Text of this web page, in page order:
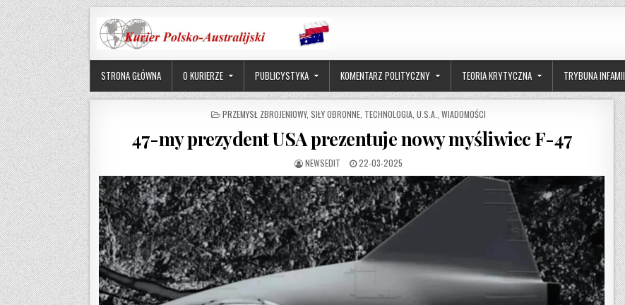
Skip to content
STRONA GŁÓWNA O KURIERZE PUBLICYSTYKA KOMENTARZ POLITYCZNY TEORIA KRYTYCZNA TRYBUNA INFAMII
POSTED IN
PRZEMYSŁ ZBROJENIOWY, SIŁY OBRONNE, TECHNOLOGIA, U.S.A. WIADOMOŚCI
47-my prezydent USA prezentuje nowy myśliwiec F-47
AUTHOR:
NEWSEDIT PUBLISHED DATE:
22-03-2025